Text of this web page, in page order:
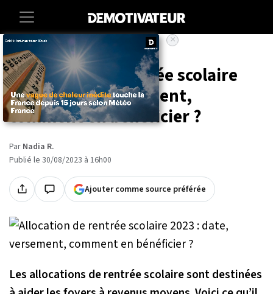
Accueil Lifestyle
Allocation de rentrée scolaire
2023 : date, versement,
comment en bénéficier ?
Par Nadia R.
Publié le 30/08/2023 à 16h00
Ajouter comme source préférée
Les allocations de rentrée scolaire sont destinées
×